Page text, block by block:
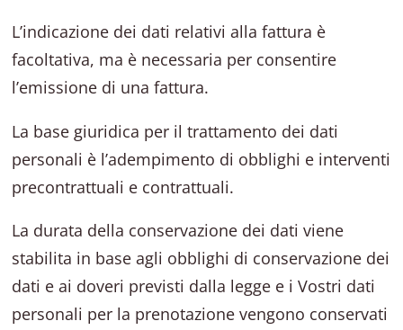
L’indicazione dei dati relativi alla fattura è
facoltativa, ma è necessaria per consentire
l’emissione di una fattura.
La base giuridica per il trattamento dei dati
personali è l’adempimento di obblighi e interventi
precontrattuali e contrattuali.
La durata della conservazione dei dati viene
stabilita in base agli obblighi di conservazione dei
dati e ai doveri previsti dalla legge e i Vostri dati
personali per la prenotazione vengono conservati